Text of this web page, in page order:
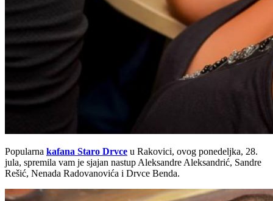
Popularna kafana Staro Drvce u Rakovici, ovog ponedeljka, 28.
jula, spremila vam je sjajan nastup Aleksandre Aleksandrić, Sandre
Rešić, Nenada Radovanovića i Drvce Benda.